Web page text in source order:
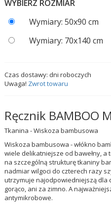
WYBIERZ ROZMIAR
Wymiary: 50x90 cm
Wymiary: 70x140 cm
Czas dostawy: dni roboczych
Uwaga! Zwrot towaru
Ręcznik BAMBOO
Tkanina - Wiskoza bambusowa
Wiskoza bambusowa - włókno
wiele delikatniejsze od bawełny,
na szczególną strukturę tkaniny
nadmiar wilgoci do czterech razy
utrzymuje najodpowiedniejszą dla
gorąco, ani za zimno. A
antymikrobowe.